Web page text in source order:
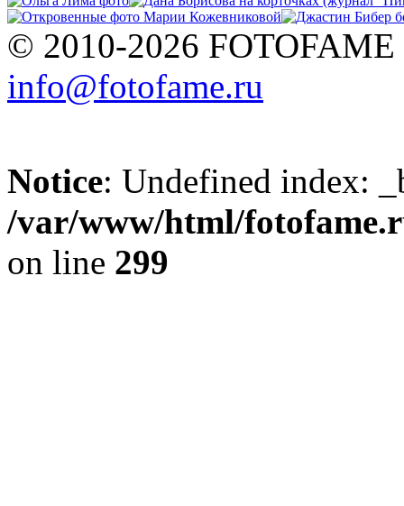
© 2010-2026 FOTOFAME
info@fotofame.ru
Notice: Undefined index:
/var/www/html/
on line 299